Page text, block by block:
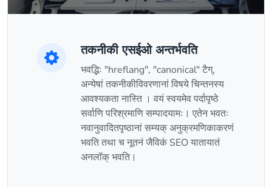
तकनीकी एसईओ अन्तर्भवति
भवद्भिः "hreflang", "canonical" टैग्,
अन्येषां तकनीकीविवरणानां विषये चिन्तनस्य
आवश्यकता नास्ति । वयं स्वयमेव पर्दापृष्ठे
सर्वाणि परिश्रमाणि सम्पादयामः। एतेन भवतः
नवानुवादितपृष्ठानां सम्यक् अनुक्रमणिकाकरणं
भवति तथा च नूतनं जैविकं SEO यातायातं
अनलॉक् भवति।